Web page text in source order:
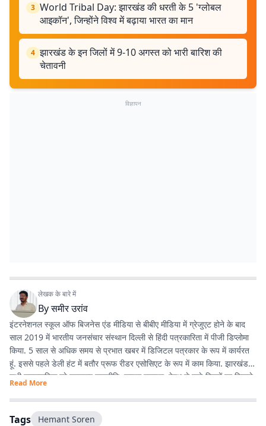
3 World Tribal Day: झारखंड की धरती के 5 'ग्लोबल
आइकॉन', जिन्होंने विश्व में बढ़ाया भारत का मान
4 झारखंड के इन जिलों में 9-10 अगस्त को भारी बारिश की
चेतावनी
विज्ञापन
लेखक के बारे में
Byसमीर उरांव
इंटरनेशनल स्कूल ऑफ बिजनेस एंड मीडिया से बीबीए मीडिया में ग्रेजुएट होने के बाद
साल 2019 में भारतीय जनसंचार संस्थान दिल्ली से हिंदी पत्रकारिता में पीजी डिप्लोमा
किया. 5 साल से अधिक समय से प्रभात खबर में डिजिटल पत्रकार के रूप में कार्यरत
हूं. इससे पहले डेली हंट में बतौर प्रूफ रीडर एसोसिएट के रूप में काम किया. झारखंड के
सभी समसामयिक मुद्दे खासकर राजनीति, लाइफ स्टाइल, हेल्थ से जुड़े विषयों पर लिखने
और पढ़ने में गहरी रुचि है. तीन साल से अधिक समय से झारखंड डेस्क पर काम कर रहा
हूं. फिर लंबे समय तक लाइफ स्टाइल के क्षेत्र में भी काम किया हूं. इसके अलावा स्पोर्ट्स
में भी गहरी रुचि है.
Read More
Tags Hemant Soren